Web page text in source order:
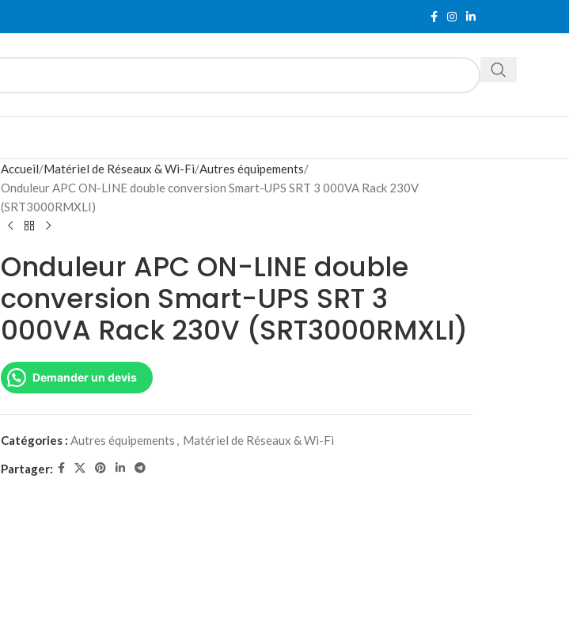
Accueil Matériel de Réseaux & Wi-Fi Autres équipements
Onduleur APC ON-LINE double conversion Smart-UPS SRT 3 000VA Rack 230V
(SRT3000RMXLI)
Onduleur APC ON-LINE double
conversion Smart-UPS SRT 3
000VA Rack 230V (SRT3000RMXLI)
Demander un devis
Catégories : Autres équipements , Matériel de Réseaux & Wi-Fi
Partager: